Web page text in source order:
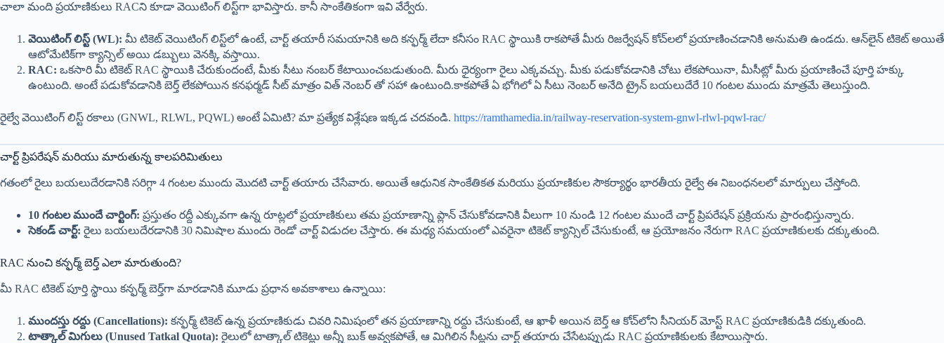
చాలా మంది ప్రయాణికులు RACని కూడా వెయిటింగ్ లిస్ట్‌గా భావిస్తారు. కానీ సాంకేతికంగా ఇవి వేర్వేరు.
వెయిటింగ్ లిస్ట్ (WL): మీ టికెట్ వెయిటింగ్ లిస్ట్‌లో ఉంటే, చార్ట్ తయారీ సమయానికి అది కన్ఫర్మ్ లేదా కనీసం RAC స్థాయికి రాకపోతే మీరు రిజర్వేషన్ కోచ్‌లలో ప్రయాణించడానికి అనుమతి ఉండదు. ఆన్‌లైన్ టికెట్ అయితే
ఆటోమేటిక్‌గా క్యాన్సిల్ అయి డబ్బులు వెనక్కి వస్తాయి.
RAC: ఒకసారి మీ టికెట్ RAC స్థాయికి చేరుకుందంటే, మీకు సీటు నంబర్ కేటాయించబడుతుంది. మీరు ధైర్యంగా రైలు ఎక్కవచ్చు. మీకు పడుకోవడానికి చోటు లేకపోయినా, మీసీట్లో మీరు ప్రయాణించే పూర్తి హక్కు
ఉంటుంది. అంటే పడుకోవడానికి బెర్త్ లేకపోయిన కనఫర్మడ్ సీట్ మాత్రం విత్ నెంబర్ తో సహా ఉంటుంది.కాకపోతే ఏ భోగిలో ఏ సీటు నెంబర్ అనేది ట్రైన్ బయలుదేరే 10 గంటల ముందు మాత్రమే తెలుస్తుంది.
రైల్వే వెయిటింగ్ లిస్ట్ రకాలు (GNWL, RLWL, PQWL) అంటే ఏమిటి? మా ప్రత్యేక విశ్లేషణ ఇక్కడ చదవండి. https://ramthamedia.in/railway-reservation-system-gnwl-rlwl-pqwl-rac/
చార్ట్ ప్రిపరేషన్ మరియు మారుతున్న కాలపరిమితులు
గతంలో రైలు బయలుదేరడానికి సరిగ్గా 4 గంటల ముందు మొదటి చార్ట్ తయారు చేసేవారు. అయితే ఆధునిక సాంకేతికత మరియు ప్రయాణికుల సౌకర్యార్థం భారతీయ రైల్వే ఈ నిబంధనలలో మార్పులు చేస్తోంది.
10 గంటల ముందే చార్టింగ్: ప్రస్తుతం రద్దీ ఎక్కువగా ఉన్న రూట్లలో ప్రయాణికులు తమ ప్రయాణాన్ని ప్లాన్ చేసుకోవడానికి వీలుగా 10 నుండి 12 గంటల ముందే చార్ట్ ప్రిపరేషన్ ప్రక్రియను ప్రారంభిస్తున్నారు.
సెకండ్ చార్ట్: రైలు బయలుదేరడానికి 30 నిమిషాల ముందు రెండో చార్ట్ విడుదల చేస్తారు. ఈ మధ్య సమయంలో ఎవరైనా టికెట్ క్యాన్సిల్ చేసుకుంటే, ఆ ప్రయోజనం నేరుగా RAC ప్రయాణికులకు దక్కుతుంది.
RAC నుంచి కన్ఫర్మ్ బెర్త్ ఎలా మారుతుంది?
మీ RAC టికెట్ పూర్తి స్థాయి కన్ఫర్మ్ బెర్త్‌గా మారడానికి మూడు ప్రధాన అవకాశాలు ఉన్నాయి:
ముందస్తు రద్దు (Cancellations): కన్ఫర్మ్ టికెట్ ఉన్న ప్రయాణికుడు చివరి నిమిషంలో తన ప్రయాణాన్ని రద్దు చేసుకుంటే, ఆ ఖాళీ అయిన బెర్త్ ఆ కోచ్‌లోని సీనియర్ మోస్ట్ RAC ప్రయాణికుడికి దక్కుతుంది.
టాత్కాల్ మిగులు (Unused Tatkal Quota): రైలులో టాత్కాల్ టికెట్లు అన్నీ బుక్ అవ్వకపోతే, ఆ మిగిలిన సీట్లను చార్ట్ తయారు చేసేటప్పుడు RAC ప్రయాణికులకు కేటాయిస్తారు.